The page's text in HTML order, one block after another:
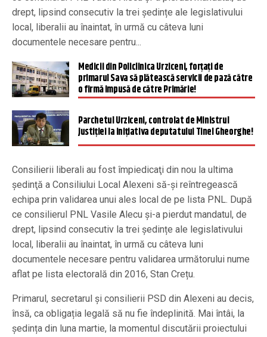
drept, lipsind consecutiv la trei ședințe ale legislativului
local, liberalii au înaintat, în urmă cu câteva luni
documentele necesare pentru...
Medicii din Policlinica Urziceni, forțați de
primarul Sava să plătească servicii de pază către
o firmă impusă de către Primărie!
Parchetul Urziceni, controlat de Ministrul
Justiției la inițiativa deputatului Tinel Gheorghe!
Consilierii liberali au fost împiedicaţi din nou la ultima
şedinţă a Consiliului Local Alexeni să-şi reîntregească
echipa prin validarea unui ales local de pe lista PNL. După
ce consilierul PNL Vasile Alecu și-a pierdut mandatul, de
drept, lipsind consecutiv la trei ședințe ale legislativului
local, liberalii au înaintat, în urmă cu câteva luni
documentele necesare pentru validarea următorului nume
aflat pe lista electorală din 2016, Stan Crețu.
Primarul, secretarul și consilierii PSD din Alexeni au decis,
însă, ca obligația legală să nu fie îndeplinită. Mai întâi, la
ședința din luna martie, la momentul discutării proiectului